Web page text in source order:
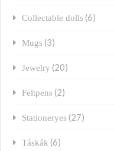
Collectable dolls (6)
Mugs (3)
Jewelry (20)
Feltpens (2)
Stationeryes (27)
Táskák (6)